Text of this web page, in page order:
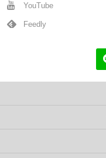
YouTube
Feedly